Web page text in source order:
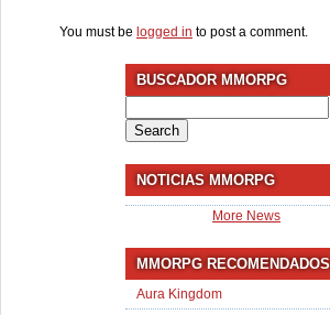
You must be logged in to post a comment.
BUSCADOR MMORPG
for:
NOTICIAS MMORPG
More News
MMORPG RECOMENDADOS
Aura Kingdom